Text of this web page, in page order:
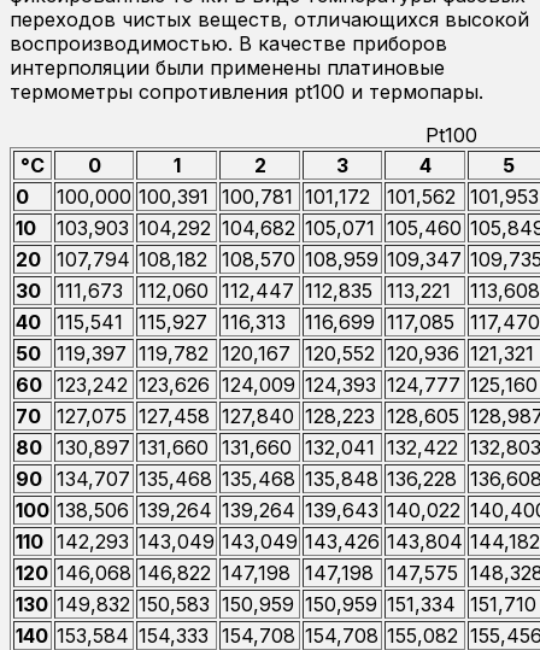
переходов чистых веществ, отличающихся высокой
воспроизводимостью. В качестве приборов
интерполяции были применены платиновые
термометры сопротивления pt100 и термопары.
Pt100
°C
0 1 2 3 4
5
0
100,000 100,391 100,781 101,172 101,562
101,953
10
103,903 104,292 104,682 105,071 105,460
20
107,794 108,182 108,570 108,959 109,347
30
111,673 112,060 112,447 112,835 113,221
113,608
40
115,541 115,927 116,313 116,699 117,085
117,470
50
119,397 119,782 120,167 120,552 120,936 121,321
60 123,242 123,626 124,009 124,393 124,777 125,160
70
127,075 127,458 127,840 128,223 128,605
80 130,897 131,660 131,660 132,041 132,422 132,803
90 134,707 135,468 135,468 135,848 136,228
100 138,506 139,264 139,264 139,643 140,022
110 142,293 143,049 143,049 143,426 143,804 144,182
120 146,068 146,822 147,198 147,198 147,575
130 149,832 150,583 150,959 150,959 151,334
151,710
140 153,584 154,333 154,708 154,708 155,082